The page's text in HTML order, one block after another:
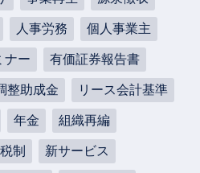
人事労務 個人事業主
ナー 有価証券報告書
整助成金 リース会計基準
年金 組織再編
制 新サービス